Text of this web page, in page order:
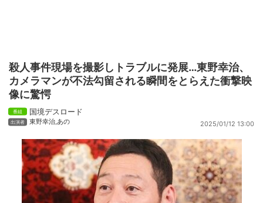
殺人事件現場を撮影しトラブルに発展…東野幸治、
カメラマンが不法勾留される瞬間をとらえた衝撃映
像に驚愕
国境デスロード
東野幸治,あの 2025/01/12 13:00